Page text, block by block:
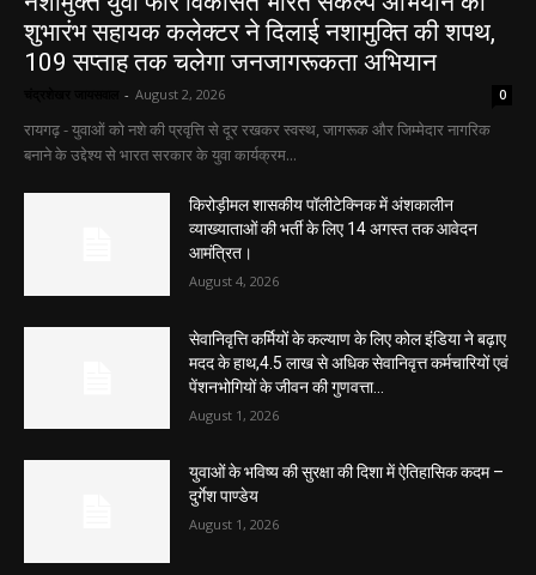
शुभारंभ सहायक कलेक्टर ने दिलाई नशामुक्ति की शपथ,
109 सप्ताह तक चलेगा जनजागरूकता अभियान
- August 2, 2026 0
रायगढ़ - युवाओं को नशे की प्रवृत्ति से दूर रखकर स्वस्थ, जागरूक और जिम्मेदार नागरिक
बनाने के उद्देश्य से भारत सरकार के युवा कार्यक्रम...
किरोड़ीमल शासकीय पॉलीटेक्निक में अंशकालीन
व्याख्याताओं की भर्ती के लिए 14 अगस्त तक आवेदन
आमंत्रित।
August 4, 2026
सेवानिवृत्ति कर्मियों के कल्याण के लिए कोल इंडिया ने बढ़ाए
मदद के हाथ,4.5 लाख से अधिक सेवानिवृत्त कर्मचारियों एवं
पेंशनभोगियों के जीवन की गुणवत्ता...
August 1, 2026
युवाओं के भविष्य की सुरक्षा की दिशा में ऐतिहासिक कदम –
दुर्गेश पाण्डेय
August 1, 2026